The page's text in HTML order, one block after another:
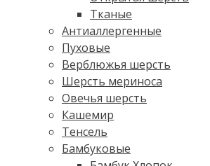
Тканые
Антиаллергенные
Пуховые
Верблюжья шерсть
Шерсть мериноса
Овечья шерсть
Кашемир
Тенсель
Бамбуковые